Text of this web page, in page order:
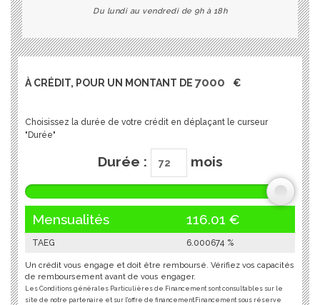
Du lundi au vendredi de 9h à 18h
À CRÉDIT, POUR UN MONTANT DE €
Choisissez la durée de votre crédit en déplaçant le curseur
"Durée"
Durée : mois
Mensualités 116.01 €
TAEG 6.000674 %
Un crédit vous engage et doit être remboursé. Vérifiez vos capacités
de remboursement avant de vous engager.
Les Conditions générales Particulières de Financement sont consultables sur le
site de notre partenaire et sur l'offre de financement.Financement sous réserve